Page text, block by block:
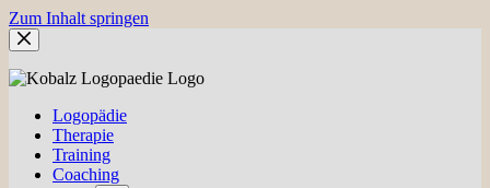
Zum Inhalt springen
Logopädie
Therapie
Training
Coaching